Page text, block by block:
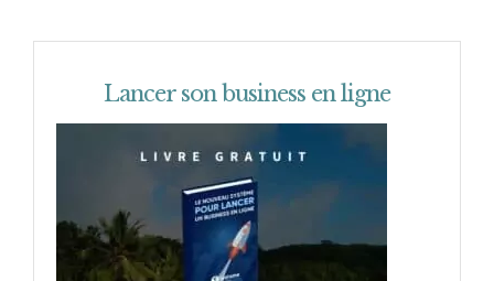
Lancer son business en ligne